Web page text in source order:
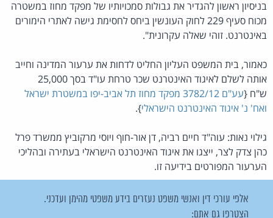
בניסיון ראשון להגדיר את גבולות סמכויותיו של מפקד מחוז במשטרה
מכוח סעיף 229 לחוק העונשין ביחס לחסימת גישה לאתרי הימורים
באינטרנט. זוהי שאלה עקרונית".
כאמור, בית המשפט העליון החליט לדחות את ערעור המדינה וחייב
אותה לשלם לאיגוד האינטרנט שכר טרחת עו"ד בסך 25,000
ש"ח {
עע"ם 3782/12 מפקד מחוז תל אביב-יפו במשטרת ישראל
ואח' נ' איגוד האינטרנט הישראלי}.
גילוי נאות: עוה"ד חיים רביה, דן אור-חוף ויוסי מרקוביץ ממשרד פרל
כהן צדק לצר, ייצגו את איגוד האינטרנט הישראלי בעתירה ובהליכי
הערעור המפורטים בידיעה זו.
אלפי עורכי דין ואנשי משפט נעזרים בידע משפטי מהימן ועדכני.
הצטרפו גם אתם: